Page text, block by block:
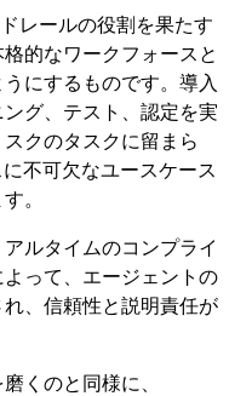
レールの役割を果たす
的なワークフォースと
にするものです。導入
グ、テスト、認定を実
クのタスクに留まら
不可欠なユースケース
。
ルタイムのコンプライ
って、エージェントの
、信頼性と説明責任が
くのと同様に、